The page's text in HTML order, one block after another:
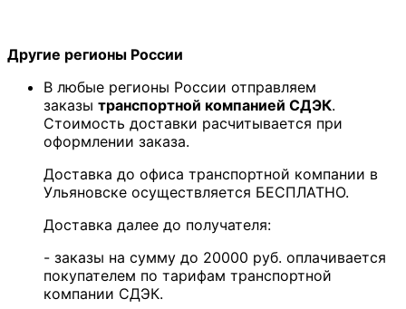
Другие регионы России
В любые регионы России отправляем
заказы транспортной компанией СДЭК.
Стоимость доставки расчитывается при
оформлении заказа.
Доставка до офиса транспортной компании в
Ульяновске осуществляется БЕСПЛАТНО.
Доставка далее до получателя:
- заказы на сумму до 20000 руб. оплачивается
покупателем по тарифам транспортной
компании СДЭК.